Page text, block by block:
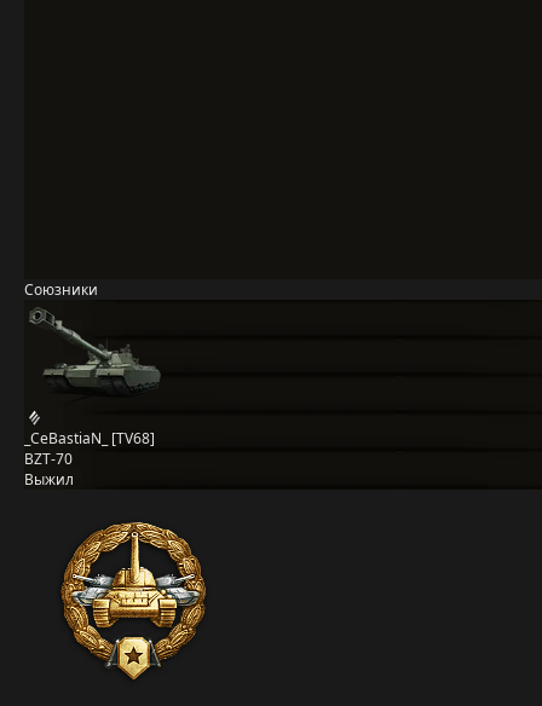
Союзники
_CeBastiaN_ [TV68]
BZT-70
Выжил